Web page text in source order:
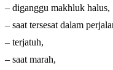
– diganggu makhluk halus,
– saat tersesat dalam
– terjatuh,
– saat marah,